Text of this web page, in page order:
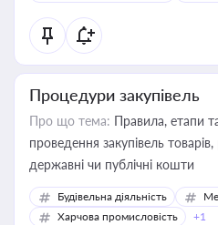
Процедури закупівель
Про що тема: Правила, етапи
проведення закупівель
державні чи публічні кошти
Будівельна діяльність
Харчова промисловість
+1